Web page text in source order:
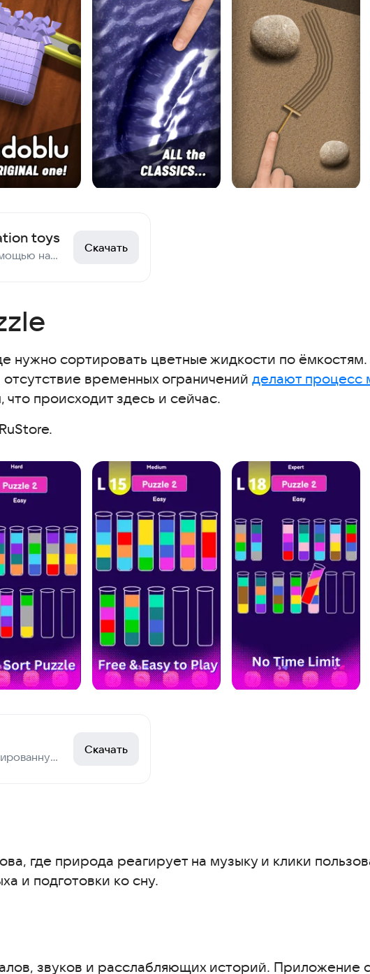
toys
Снимите стресс с помощью наших средств.
Скачать
нужно сортировать цветные жидкости по
временных ограничений делают процесс
происходит здесь и сейчас.
Рассортируйте бутилированную воду по цвету.
Скачать
где природа реагирует на музыку и клики
и подготовки ко сну.
звуков и расслабляющих историй. Приложение